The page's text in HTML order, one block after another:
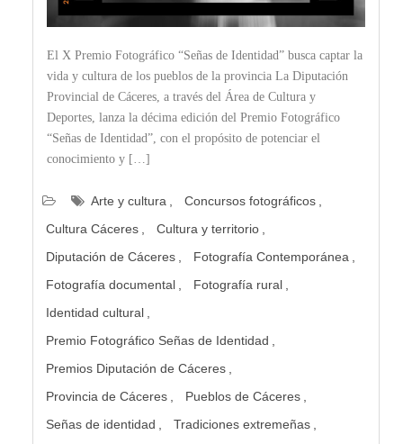
El X Premio Fotográfico “Señas de Identidad” busca captar la
vida y cultura de los pueblos de la provincia La Diputación
Provincial de Cáceres, a través del Área de Cultura y
Deportes, lanza la décima edición del Premio Fotográfico
“Señas de Identidad”, con el propósito de potenciar el
conocimiento y […]
Arte y cultura
Concursos fotográficos
Cultura Cáceres
Cultura y territorio
Diputación de Cáceres
Fotografía Contemporánea
Fotografía documental
Fotografía rural
Identidad cultural
Premio Fotográfico Señas de Identidad
Premios Diputación de Cáceres
Provincia de Cáceres
Pueblos de Cáceres
Señas de identidad
Tradiciones extremeñas